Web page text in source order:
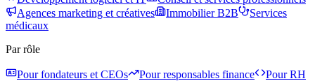
Agences marketing et créatives
Immobilier B2B
Services
médicaux
Par rôle
Pour fondateurs et CEOs Pour responsables finance
Pour RH